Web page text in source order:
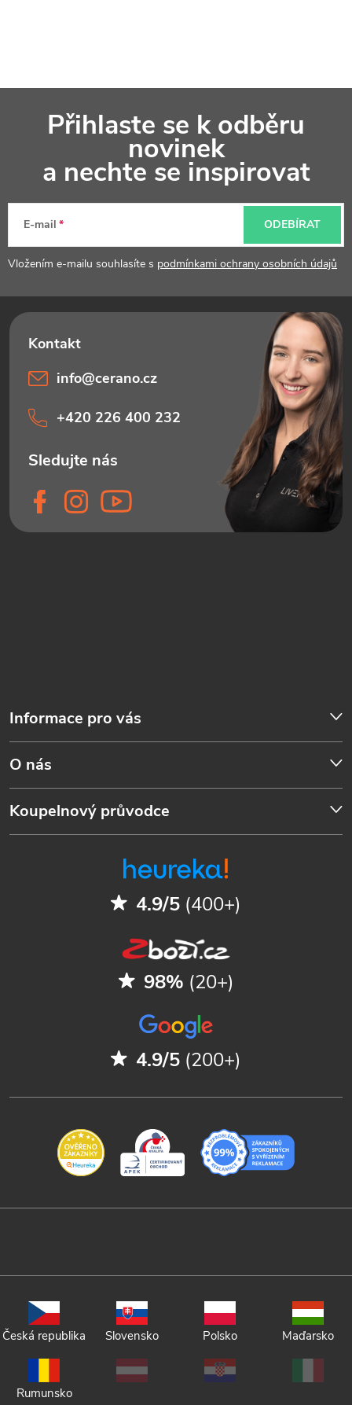
a
Přihlaste se k odběru
novinek
a nechte se inspirovat
E-mail
Vložením e-mailu souhlasíte s podmínkami ochrany osobních údajů
ODEBÍRAT
Informace pro vás
O nás
Koupelnový průvodce
info@cerano.cz
+420 226 400 232
4.9/5 (400+)
98% (20+)
4.9/5 (200+)
Česká republika Slovensko Polsko Maďarsko
Rumunsko